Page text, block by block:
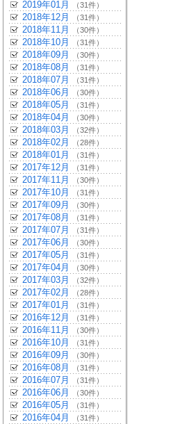
2019年01月 （31件）
2018年12月 （31件）
2018年11月 （30件）
2018年10月 （31件）
2018年09月 （30件）
2018年08月 （31件）
2018年07月 （31件）
2018年06月 （30件）
2018年05月 （31件）
2018年04月 （30件）
2018年03月 （32件）
2018年02月 （28件）
2018年01月 （31件）
2017年12月 （31件）
2017年11月 （30件）
2017年10月 （31件）
2017年09月 （30件）
2017年08月 （31件）
2017年07月 （31件）
2017年06月 （30件）
2017年05月 （31件）
2017年04月 （30件）
2017年03月 （32件）
2017年02月 （28件）
2017年01月 （31件）
2016年12月 （31件）
2016年11月 （30件）
2016年10月 （31件）
2016年09月 （30件）
2016年08月 （31件）
2016年07月 （31件）
2016年06月 （30件）
2016年05月 （31件）
2016年04月 （31件）